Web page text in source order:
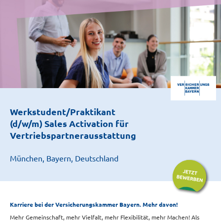
Werkstudent/Praktikant
(d/w/m) Sales Activation für
Vertriebspartnerausstattung
München, Bayern, Deutschland
Karriere bei der Versicherungskammer Bayern. Mehr davon!
Mehr Gemeinschaft, mehr Vielfalt, mehr Flexibilität, mehr Machen! Als